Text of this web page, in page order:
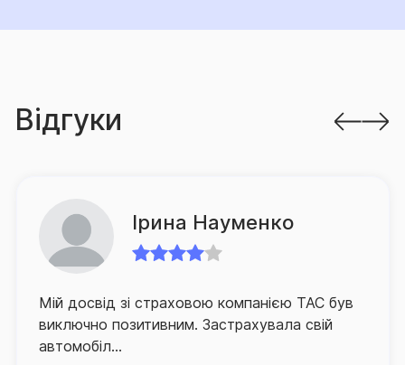
З метою оптимізації процесу врегулювання збитків
в компанії запроваджено низку проєктів,
відшкодування.
Для забезпечення зручності клієнтів та їх
активно розвиває й партнерську мережу по всій
Україні, а контакт-центр компанії, що здійснює
інформаційно-консультаційну підтримку
Відгуки
Ірина Науменко
Мій досвід зі страховою компанією ТАС був
виключно позитивним. Застрахувала свій
автомобіл...